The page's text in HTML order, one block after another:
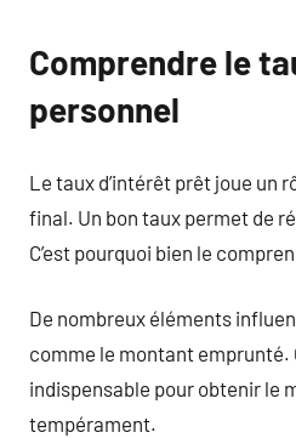
Comprendre le
personnel
Le taux d’intérêt prêt joue un
final. Un bon taux permet de
C’est pourquoi bien le
De nombreux éléments
comme le montant
indispensable pour obtenir le
tempérament.